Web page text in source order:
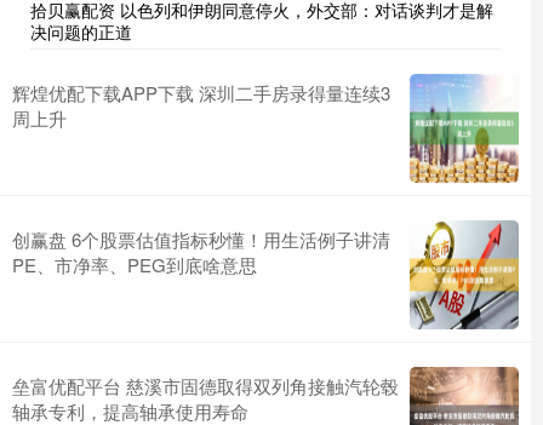
拾贝赢配资 以色列和伊朗同意停火，外交部：对话谈判才是解
决问题的正道
辉煌优配下载APP下载 深圳二手房录得量连续3
周上升
创赢盘 6个股票估值指标秒懂！用生活例子讲清
PE、市净率、PEG到底啥意思
垒富优配平台 慈溪市固德取得双列角接触汽轮毂
轴承专利，提高轴承使用寿命